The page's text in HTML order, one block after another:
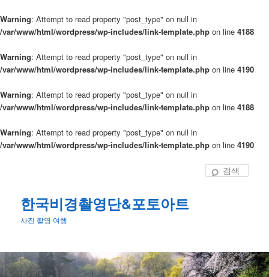
Warning: Attempt to read property "post_type" on null in
/var/www/html/wordpress/wp-includes/link-template.php on line 4188
Warning: Attempt to read property "post_type" on null in
/var/www/html/wordpress/wp-includes/link-template.php on line 4190
Warning: Attempt to read property "post_type" on null in
/var/www/html/wordpress/wp-includes/link-template.php on line 4188
Warning: Attempt to read property "post_type" on null in
/var/www/html/wordpress/wp-includes/link-template.php on line 4190
어
넘
한국비경촬영단&포토아트
사진 촬영 여행